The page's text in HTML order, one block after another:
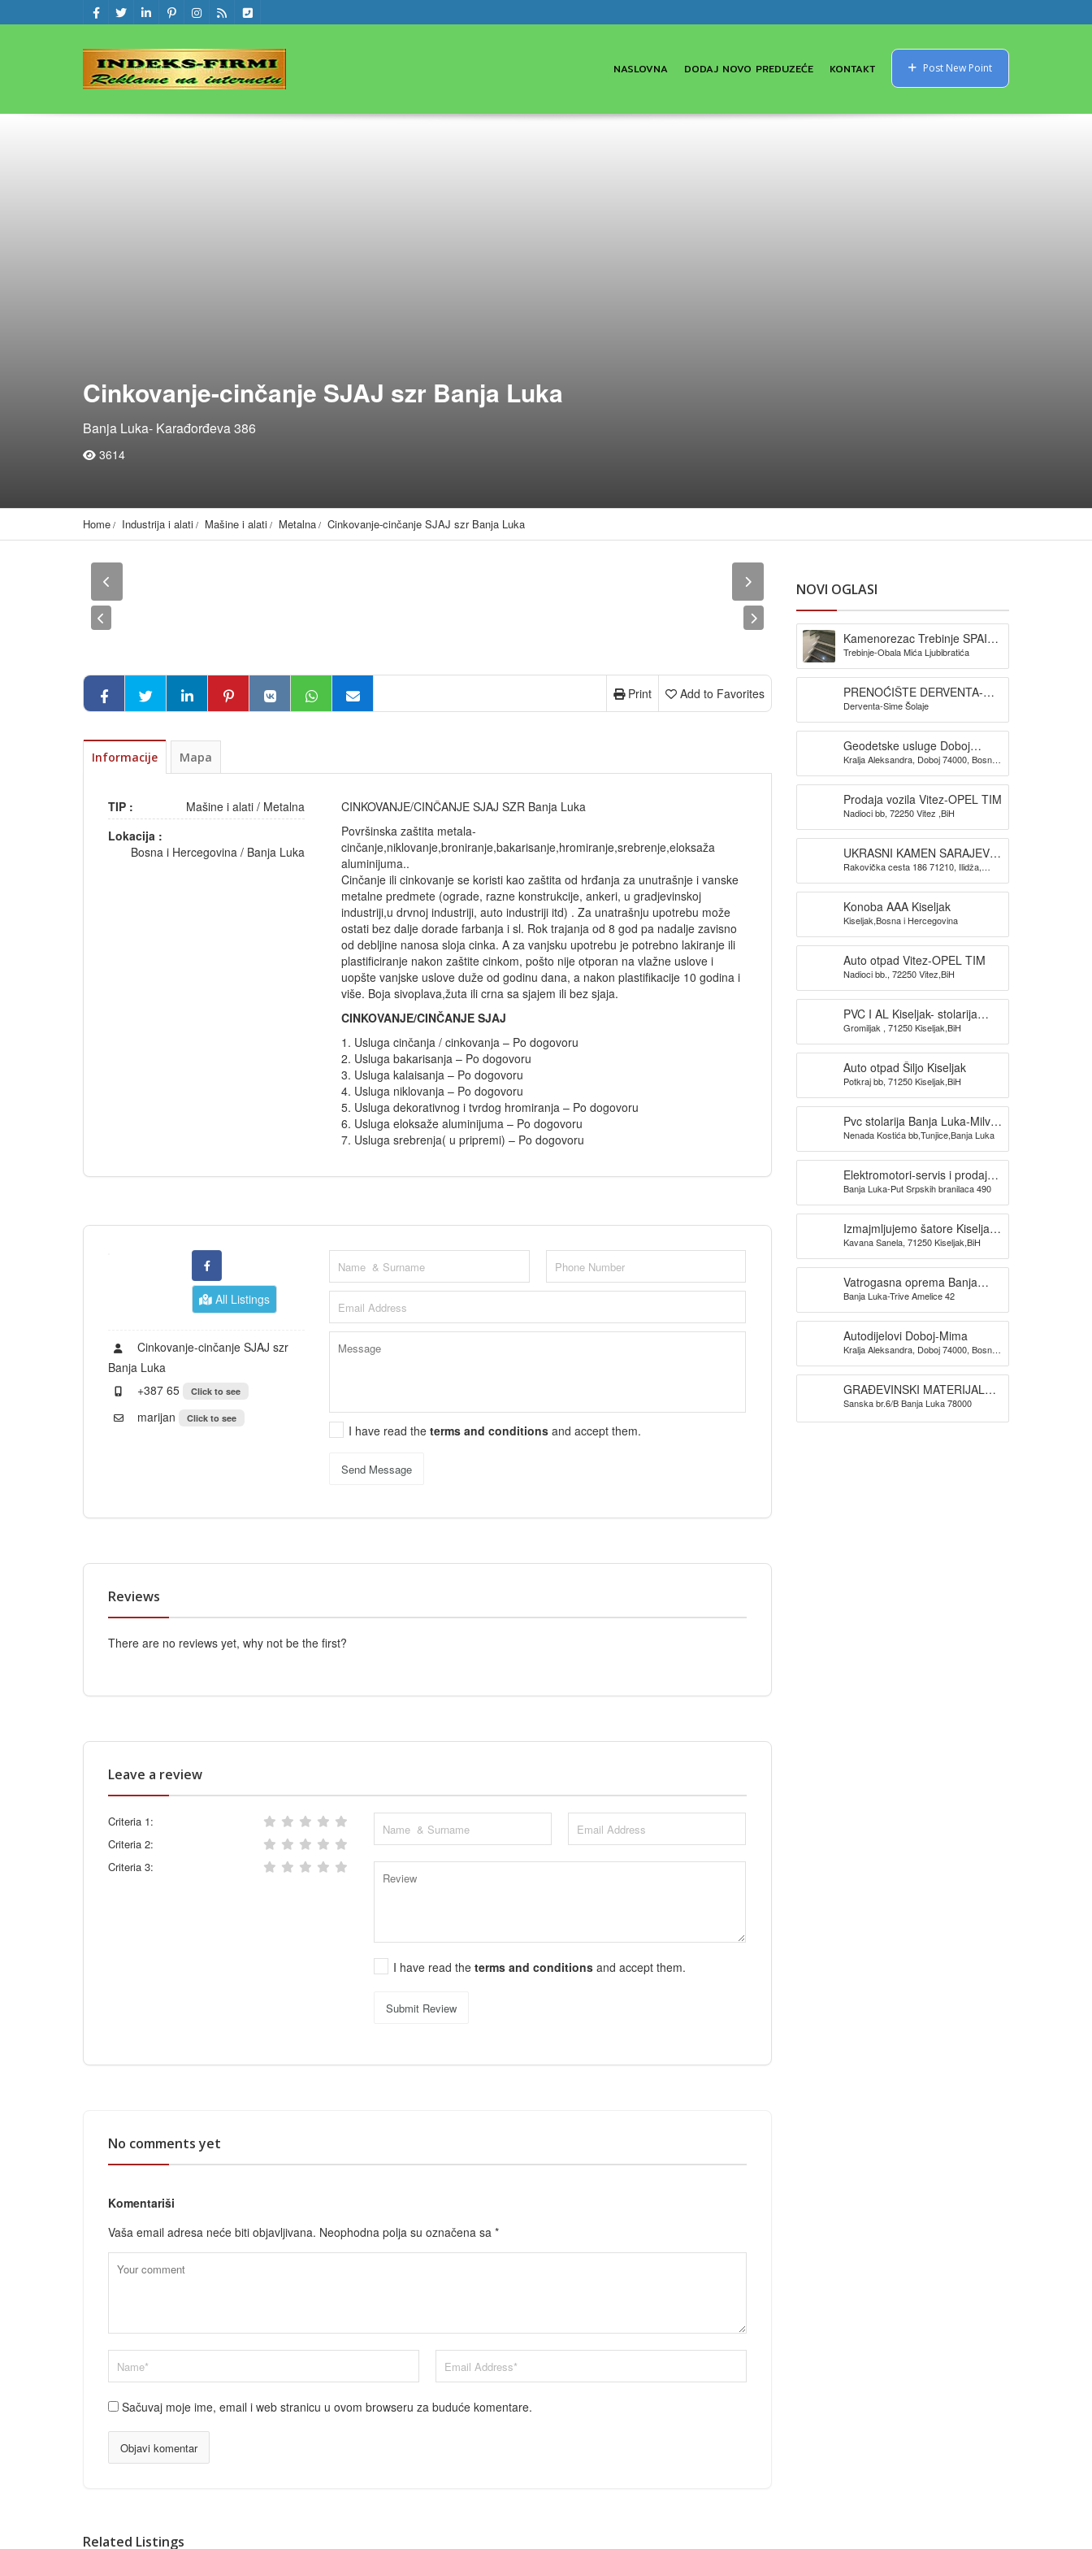
NASLOVNA DODAJ NOVO PREDUZEĆE KONTAKT Post New Point
Cinkovanje-cinčanje SJAJ szr Banja Luka
Banja Luka- Karađorđeva 386
3614
Home Industrija i alati Mašine i alati Metalna Cinkovanje-cinčanje SJAJ szr Banja Luka
Add to Favorites
Print
Informacije Mapa
TIP : Mašine i alati/ Metalna
Lokacija :
Bosna i Hercegovina/ Banja Luka
CINKOVANJE/CINČANJE SJAJ SZR Banja Luka
Površinska zaštita metala-
cinčanje,niklovanje,broniranje,bakarisanje,hromiranje,srebrenje,eloksaža
aluminijuma..
Cinčanje ili cinkovanje se koristi kao zaštita od hrđanja za unutrašnje i vanske
metalne predmete (ograde, razne konstrukcije, ankeri, u gradjevinskoj
industriji,u drvnoj industriji, auto industriji itd) . Za unatrašnju upotrebu može
ostati bez dalje dorade farbanja i sl. Rok trajanja od 8 god pa nadalje zavisno
od debljine nanosa sloja cinka. A za vanjsku upotrebu je potrebno lakiranje ili
plastificiranje nakon zaštite cinkom, pošto nije otporan na vlažne uslove i
uopšte vanjske uslove duže od godinu dana, a nakon plastifikacije 10 godina i
više. Boja sivoplava,žuta ili crna sa sjajem ili bez sjaja.
CINKOVANJE/CINČANJE SJAJ
1. Usluga cinčanja / cinkovanja – Po dogovoru
2. Usluga bakarisanja – Po dogovoru
3. Usluga kalaisanja – Po dogovoru
4. Usluga niklovanja – Po dogovoru
5. Usluga dekorativnog i tvrdog hromiranja – Po dogovoru
6. Usluga eloksaže aluminijuma – Po dogovoru
7. Usluga srebrenja( u pripremi) – Po dogovoru
All Listings
Cinkovanje-cinčanje SJAJ szr
Banja Luka
+387 65
Click to see
marijan Click to see
I have read the terms and conditions and accept them.
Send Message
Reviews
There are no reviews yet, why not be the first?
Leave a review
Criteria 1:
Criteria 2:
Criteria 3:
I have read theterms and conditionsand accept them.
Submit Review
No comments yet
Komentariši
Vaša email adresa neće biti objavljivana. Neophodna polja su označena sa *
Sačuvaj moje ime, email i web stranicu u ovom browseru za buduće komentare.
NOVI OGLASI
Kamenorezac Trebinje SPAIĆ-
izrada spomenika
Trebinje-Obala Mića Ljubibratića
PRENOĆIŠTE DERVENTA-
Pansion Šljuka
Derventa-Sime Šolaje
Geodetske usluge Doboj
GEOKONIKA
Kralja Aleksandra, Doboj 74000, Bosna i
Prodaja vozila Vitez-OPEL TIM
Nadioci bb, 72250 Vitez ,BiH
UKRASNI KAMEN SARAJEVO-
KAMEN DIZAJN SARAJEVO
Rakovička cesta 186 71210, Ilidža,
Konoba AAA Kiseljak
Kiseljak,Bosna i Hercegovina
Auto otpad Vitez-OPEL TIM
Nadioci bb., 72250 Vitez,BiH
PVC I AL Kiseljak- stolarija
BAUPLAST
Gromiljak , 71250 Kiseljak,BiH
Auto otpad Šiljo Kiseljak
Potkraj bb, 71250 Kiseljak,BiH
Pvc stolarija Banja Luka-Milva
doo
Nenada Kostića bb,Tunjice,Banja Luka
Elektromotori-servis i prodaja
TRIDAK ELEKTRO
Banja Luka-Put Srpskih branilaca 490
Izmajmljujemo šatore Kiseljak-
KAVANA SANELA
Kavana Sanela, 71250 Kiseljak,BiH
Vatrogasna oprema Banja
Luka -SPAS doo
Banja Luka-Trive Amelice 42
Autodijelovi Doboj-Mima
Kralja Aleksandra, Doboj 74000, Bosna i
GRAĐEVINSKI MATERIJAL
BANJA LUKA TIM PROMET
DOO
Sanska br.6/B Banja Luka 78000
Related Listings